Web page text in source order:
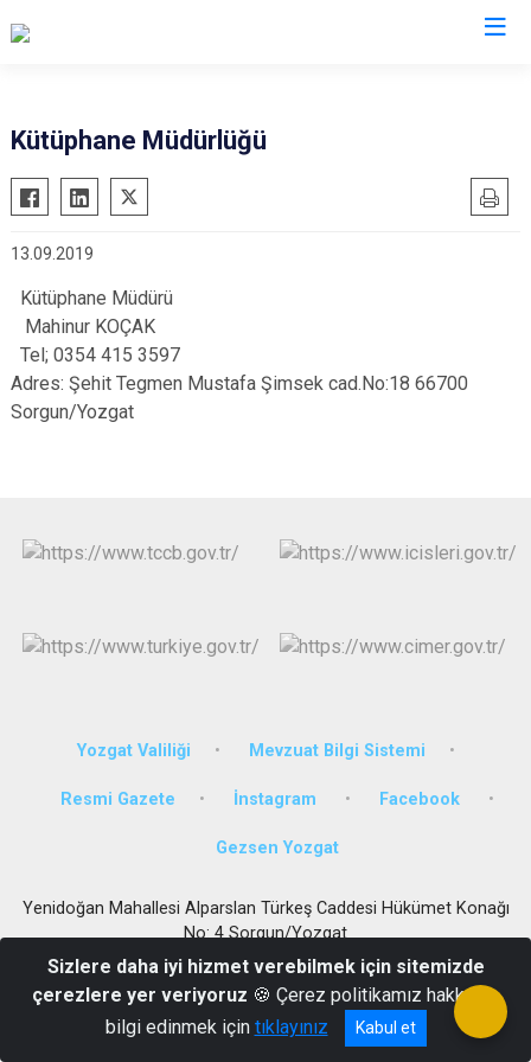
Gebze
Gölcük
Kandıra
Karamürsel
Körfez
Derince
Kartepe
Kütüphane Müdürlüğü
13.09.2019
Kütüphane Müdürü
Mahinur KOÇAK
Tel; 0354 415 3597
Adres: Şehit Tegmen Mustafa Şimsek cad.No:18 66700
Sorgun/Yozgat
Yozgat Valiliği Mevzuat Bilgi Sistemi
Resmi Gazete İnstagram Facebook
Gezsen Yozgat
Yenidoğan Mahallesi Alparslan Türkeş Caddesi Hükümet Konağı
No: 4 Sorgun/Yozgat
0 (354) 415 10 10 - 415 55 61 - 415 21 39 Fax :0 (354) 415 21 38
Sizlere daha iyi hizmet verebilmek için sitemizde
çerezlere yer veriyoruz 🍪 Çerez politikamız hakkında
bilgi edinmek için tıklayınız Kabul et